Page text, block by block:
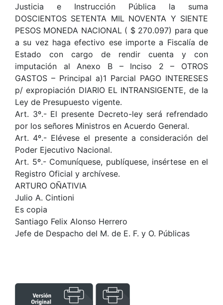
Justicia e Instrucción Pública la suma
DOSCIENTOS SETENTA MIL NOVENTA Y SIENTE
PESOS MONEDA NACIONAL ( $ 270.097) para que
a su vez haga efectivo ese importe a Fiscalía de
Estado con cargo de rendir cuenta y con
imputación al Anexo B – Inciso 2 – OTROS
GASTOS – Principal a)1 Parcial PAGO INTERESES
p/ expropiación DIARIO EL INTRANSIGENTE, de la
Ley de Presupuesto vigente.
Art. 3º.- El presente Decreto-ley será refrendado
por los señores Ministros en Acuerdo General.
Art. 4º.- Elévese el presente a consideración del
Poder Ejecutivo Nacional.
Art. 5º.- Comuníquese, publíquese, insértese en el
Registro Oficial y archívese.
ARTURO OÑATIVIA
Julio A. Cintioni
Es copia
Santiago Felix Alonso Herrero
Jefe de Despacho del M. de E. F. y O. Públicas